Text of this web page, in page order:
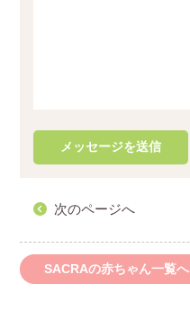
次のページへ
SACRAの赤ちゃん一覧へ